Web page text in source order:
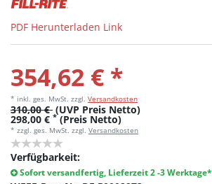
PDF Herunterladen Link
354,62 € *
* inkl. ges. MwSt. zzgl. Versandkosten
310,00 € (UVP Preis Netto)
298,00 € * (Preis Netto)
* zzgl. ges. MwSt. zzgl. Versandkosten
Verfügbarkeit:
Sofort versandfertig, Lieferzeit 2 -3 Werktage*